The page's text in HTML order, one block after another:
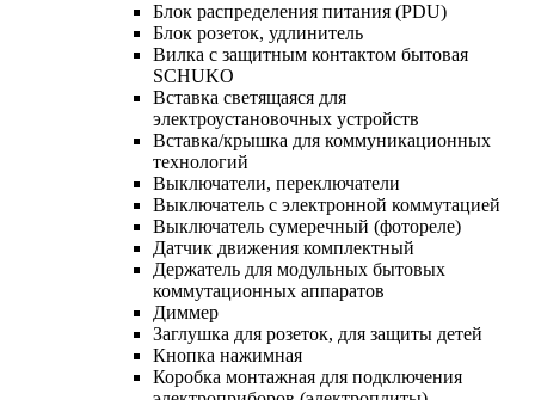
Блок распределения питания (PDU)
Блок розеток, удлинитель
Вилка с защитным контактом бытовая
SCHUKO
Вставка светящаяся для
электроустановочных устройств
Вставка/крышка для коммуникационных
технологий
Выключатели, переключатели
Выключатель с электронной коммутацией
Выключатель сумеречный (фотореле)
Датчик движения комплектный
Держатель для модульных бытовых
коммутационных аппаратов
Диммер
Заглушка для розеток, для защиты детей
Кнопка нажимная
Коробка монтажная для подключения